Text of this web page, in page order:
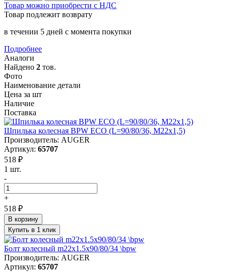
Товар можно приобрести с НДС
Товар подлежит возврату
в течении 5 дней с момента покупки
Подробнее
Аналоги
Найдено 2 тов.
Фото
Наименование детали
Цена за шт
Наличие
Поставка
Шпилька колесная BPW ECO (L=90/80/36, M22x1,5)
Производитель: AUGER
Артикул: 65707
518 ₽
1 шт.
-
+
518 ₽
В корзину
Купить в 1 клик
Болт колесный m22x1.5x90/80/34 \bpw
Производитель: AUGER
Артикул: 65707